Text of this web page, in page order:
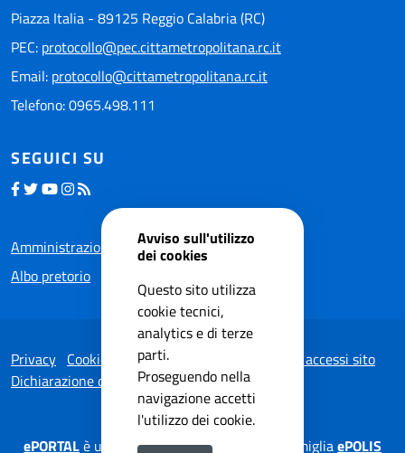
Piazza Italia - 89125 Reggio Calabria (RC)
PEC: protocollo@pec.cittametropolitana.rc.it
Email: protocollo@cittametropolitana.rc.it
Telefono: 0965.498.111
SEGUICI SU
Amministrazione trasparente
Albo pretorio
Privacy Cookie Policy Note legali
Statistiche accessi sito
Dichiarazione di accessibilità
ePORTALè una soluzione applicativa della famigliaePOLIS
Avviso sull'utilizzo
dei cookies
Questo sito utilizza
cookie tecnici,
analytics e di terze
parti.
Proseguendo nella
navigazione accetti
l'utilizzo dei cookie.